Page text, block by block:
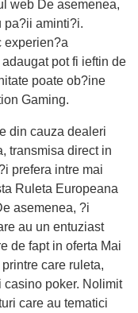
web De asemenea,
pa?ii aminti?i.
experien?a
pot fi ieftin de
poate ob?ine
Gaming.
din cauza dealeri
transmisa direct in
prefera intre mai
Ruleta Europeana
asemenea, ?i
au un entuziast
de fapt in oferta Mai
care ruleta,
casino poker. Nolimit
care au tematici